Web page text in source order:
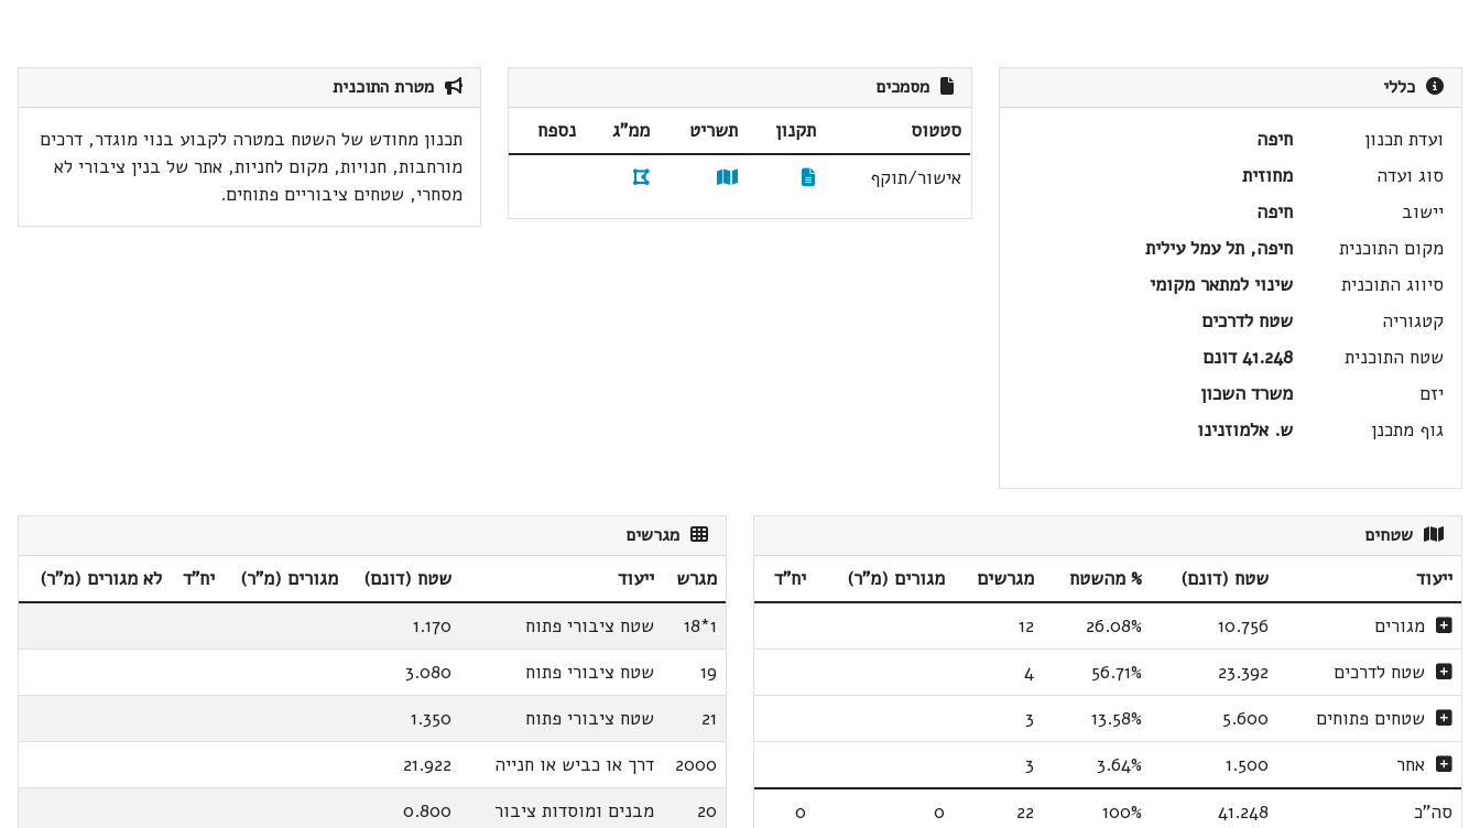
כללי
ועדת תכנון
חיפה
סוג ועדה
מחוזית
יישוב
חיפה
מקום התוכנית
חיפה, תל עמל עילית
סיווג התוכנית
שינוי למתאר מקומי
קטגוריה
שטח לדרכים
שטח התוכנית
41.248 דונם
יזם
משרד השכון
גוף מתכנן
ש. אלמוזנינו
מסמכים
סטטוס תקנון תשריט ממ"ג
נספח
אישור/תוקף
מטרת התוכנית
תכנון מחודש של השטח במטרה לקבוע בנוי מוגדר, דרכים
מורחבות, חנויות, מקום לחניות, אתר של בנין ציבורי לא
מסחרי, שטחים ציבוריים פתוחים.
שטחים
ייעוד שטח (דונם) % מהשטח מגרשים מגורים (מ"ר)
יח"ד
מגורים
10.756
26.08%
12
שטח לדרכים
23.392
56.71%
4
שטחים פתוחים
5.600
13.58%
3
אחר
1.500
3.64%
3
סה"כ
41.248
100%
22
0
0
מגרשים
מגרש ייעוד שטח (דונם) מגורים (מ"ר) יח"ד
לא מגורים (מ"ר)
1*18
שטח ציבורי פתוח
1.170
19
שטח ציבורי פתוח
3.080
21
שטח ציבורי פתוח
1.350
2000
דרך או כביש או חנייה
21.922
20
מבנים ומוסדות ציבור
0.800